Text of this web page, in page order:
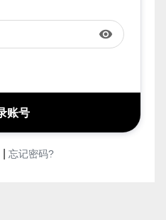
visibility
忘记密码?